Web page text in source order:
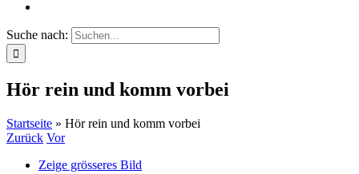
Suche nach:
Hör rein und komm vorbei
Startseite » Hör rein und komm vorbei
Zurück Vor
Zeige grösseres Bild